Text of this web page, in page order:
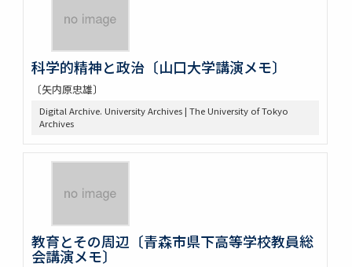
科学的精神と政治〔山口大学講演メモ〕
〔矢内原忠雄〕
Digital Archive. University Archives | The University of Tokyo
Archives
教育とその周辺〔青森市県下高等学校教員総
会講演メモ〕